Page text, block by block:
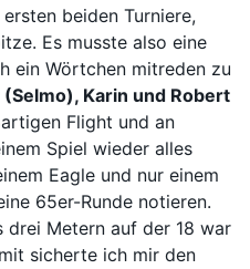
beiden Turniere,
Es musste also eine
ein Wörtchen mitreden zu
Karin und Robert
Flight und an
Spiel wieder alles
Eagle und nur einem
65er-Runde notieren.
drei Metern auf der 18 war
sicherte ich mir den